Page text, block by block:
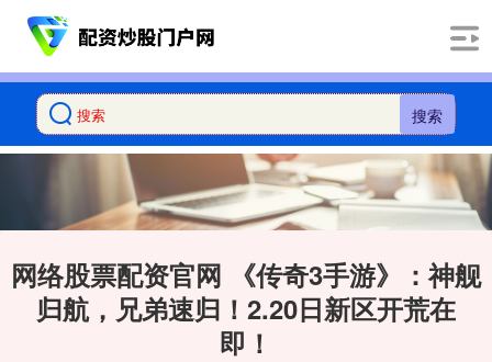
搜索
网络股票配资官网 《传奇3手游》：神舰
归航，兄弟速归！2.20日新区开荒在
即！